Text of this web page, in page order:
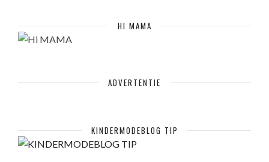
HI MAMA
ADVERTENTIE
KINDERMODEBLOG TIP